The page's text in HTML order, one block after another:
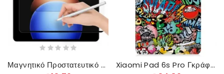
Μαγνητικό Προστατευτικό Οθόνης Για Xiaomi Pad 6s Pro Xiaomi Pad 6s Pro Γκράφιτι